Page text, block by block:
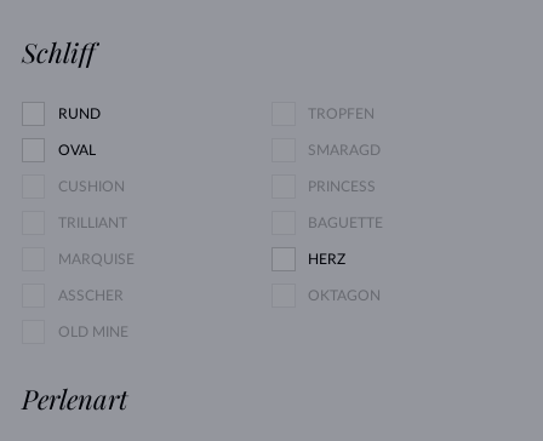
Schliff
RUND TROPFEN
OVAL SMARAGD
CUSHION PRINCESS
TRILLIANT BAGUETTE
MARQUISE HERZ
ASSCHER OKTAGON
OLD MINE
Perlenart